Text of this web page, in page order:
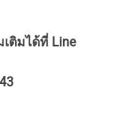
ติมได้ที่ Line